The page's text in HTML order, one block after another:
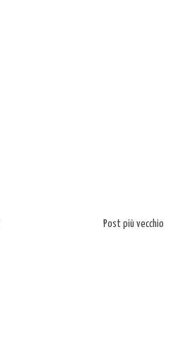
Post più vecchio